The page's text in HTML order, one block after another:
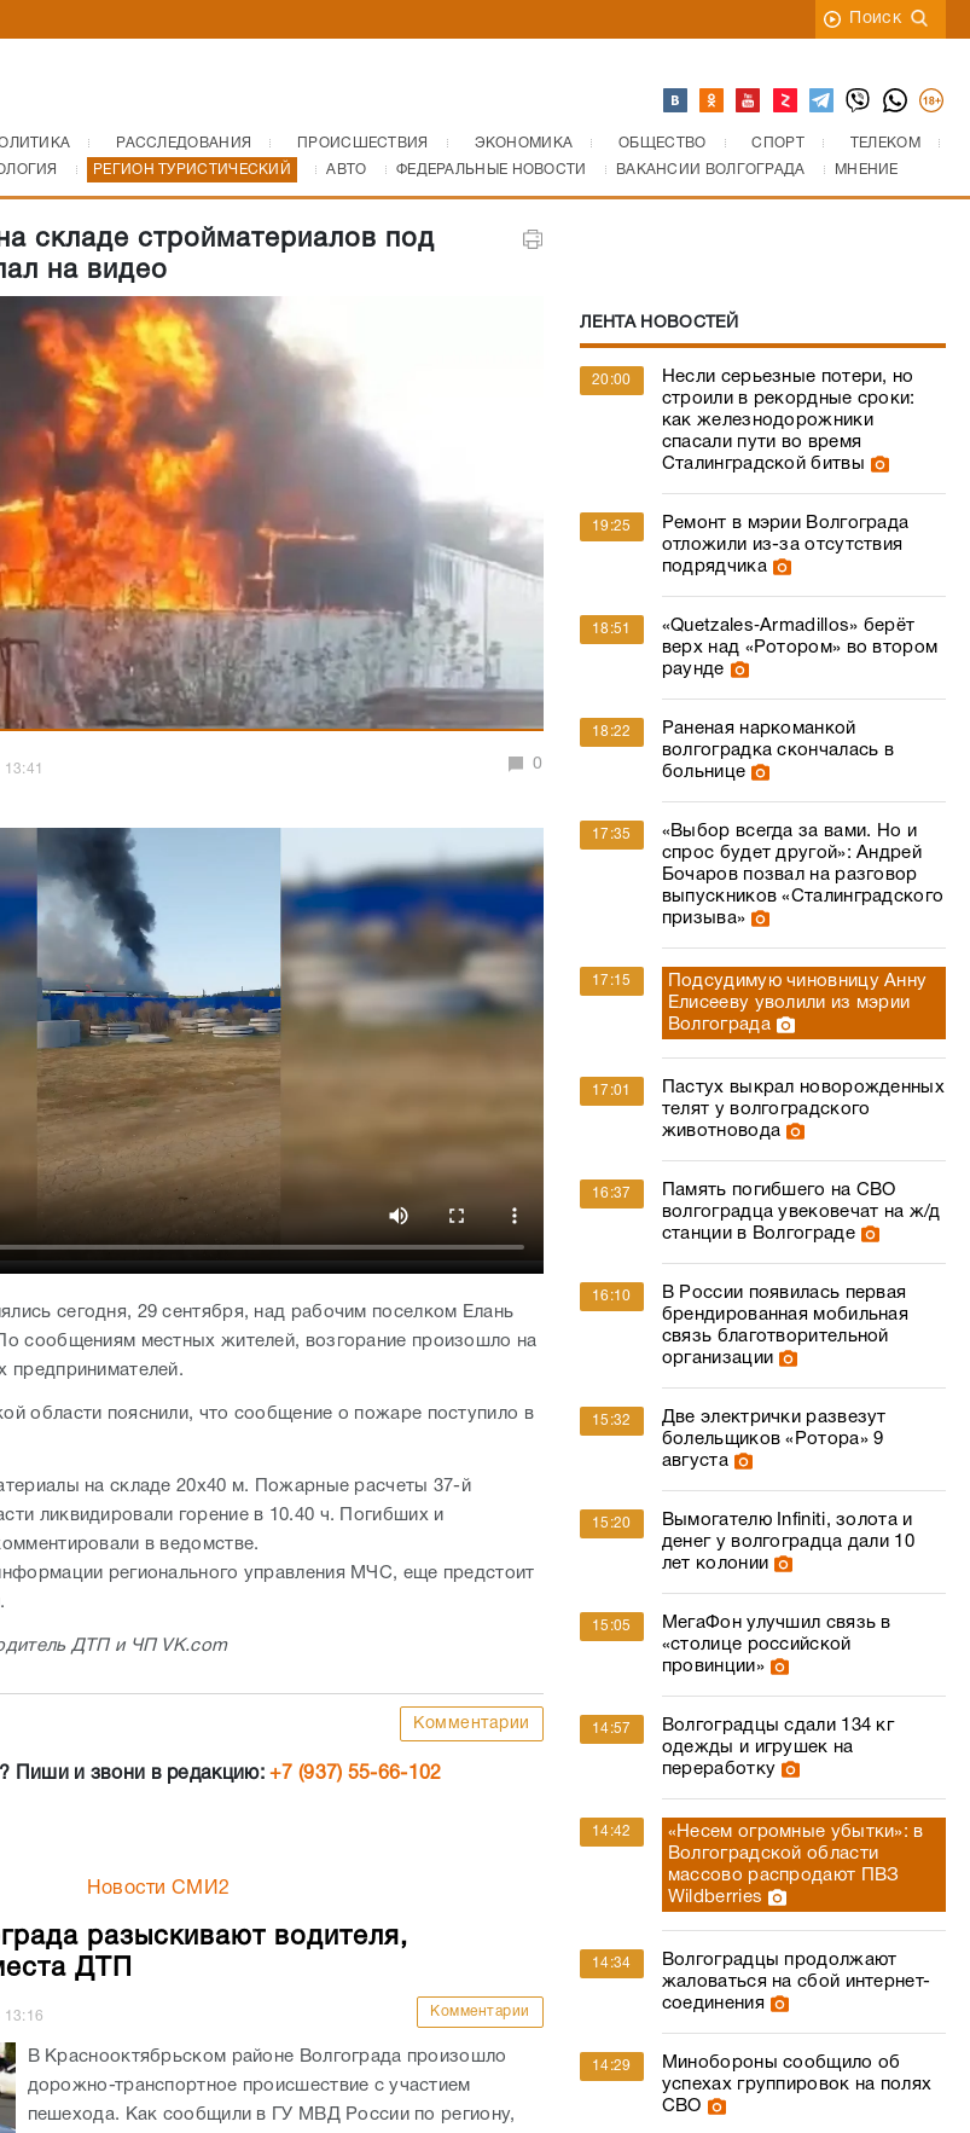
Поиск
РАССЛЕДОВАНИЯ ПРОИСШЕСТВИЯ ЭКОНОМИКА ОБЩЕСТВО СПОРТ
ТЕЛЕКОМ
РЕГИОН ТУРИСТИЧЕСКИЙ АВТО ФЕДЕРАЛЬНЫЕ НОВОСТИ ВАКАНСИИ ВОЛГОГРАДА МНЕНИЕ
складе стройматериалов под
на видео
0
сегодня, 29 сентября, над рабочим поселком Елань
сообщениям местных жителей, возгорание произошло на
предпринимателей.
области пояснили, что сообщение о пожаре поступило в
на складе 20х40 м. Пожарные расчеты 37-й
ликвидировали горение в 10.40 ч. Погибших и
в ведомстве.
регионального управления МЧС, еще предстоит
ДТП и ЧП VK.com
Комментарии
Пиши и звони в редакцию:+7 (937) 55-66-102
Новости СМИ2
разыскивают водителя,
ДТП
13:16 Комментарии
В Краснооктябрьском районе Волгограда произошло
дорожно-транспортное происшествие с участием
пешехода. Как сообщили в ГУ МВД России по региону,
ЛЕНТА НОВОСТЕЙ
20:00
Несли серьезные потери, но
строили в рекордные сроки:
как железнодорожники
спасали пути во время
Сталинградской битвы
19:25
Ремонт в мэрии Волгограда
отложили из-за отсутствия
подрядчика
18:51
«Quetzales‑Armadillos» берёт
верх над «Ротором» во втором
раунде
18:22
Раненая наркоманкой
волгоградка скончалась в
больнице
17:35
«Выбор всегда за вами. Но и
спрос будет другой»: Андрей
Бочаров позвал на разговор
выпускников «Сталинградского
призыва»
17:15
Подсудимую чиновницу Анну
Елисееву уволили из мэрии
Волгограда
17:01
Пастух выкрал новорожденных
телят у волгоградского
животновода
16:37
Память погибшего на СВО
волгоградца увековечат на ж/д
станции в Волгограде
16:10
В России появилась первая
брендированная мобильная
связь благотворительной
организации
15:32
Две электрички развезут
болельщиков «Ротора» 9
августа
15:20
Вымогателю Infiniti, золота и
денег у волгоградца дали 10
лет колонии
15:05
МегаФон улучшил связь в
«столице российской
провинции»
14:57
Волгоградцы сдали 134 кг
одежды и игрушек на
переработку
14:42
«Несем огромные убытки»: в
Волгоградской области
массово распродают ПВЗ
Wildberries
14:34
Волгоградцы продолжают
жаловаться на сбой интернет-
соединения
14:29
Минобороны сообщило об
успехах группировок на полях
СВО